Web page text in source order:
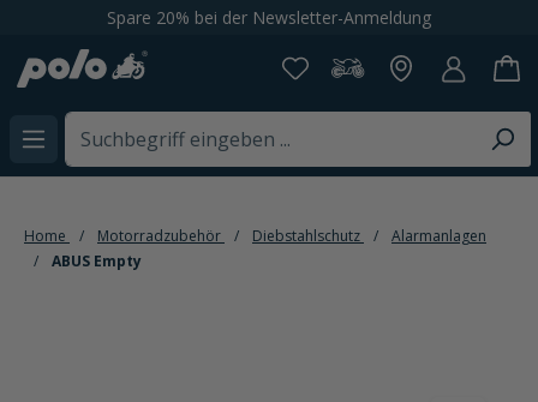
springenSpare 20% bei der Newsletter-Anmeldung
Home Motorradzubehör Diebstahlschutz
Alarmanlagen
ABUS Empty